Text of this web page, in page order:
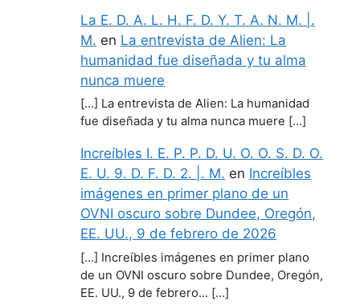
La E. D. A. L. H. F. D. Y. T. A. N. M. |.
M. en La entrevista de Alien: La
humanidad fue diseñada y tu alma
nunca muere
[…] La entrevista de Alien: La humanidad
fue diseñada y tu alma nunca muere […]
Increíbles I. E. P. P. D. U. O. O. S. D. O.
E. U. 9. D. F. D. 2. |. M. en Increíbles
imágenes en primer plano de un
OVNI oscuro sobre Dundee, Oregón,
EE. UU., 9 de febrero de 2026
[…] Increíbles imágenes en primer plano
de un OVNI oscuro sobre Dundee, Oregón,
EE. UU., 9 de febrero… […]